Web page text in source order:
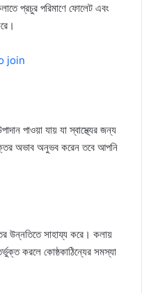
প্রচুর পরিমাণে ফোলেট এবং
join
পাওয়া যায় যা স্বাস্থ্যের জন্য
অভাব অনুভব করেন তবে আপনি
উন্নতিতে সাহায্য করে। কলায়
করলে কোষ্ঠকাঠিন্যের সমস্যা